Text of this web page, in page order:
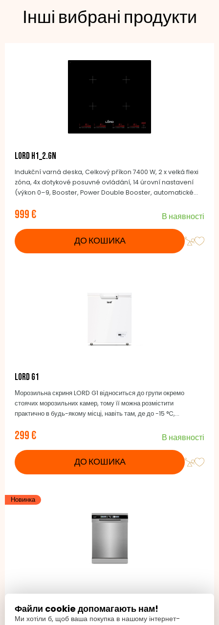
Інші вибрані продукти
LORD H1_2.GN
Indukční varná deska, Celkový příkon 7400 W, 2 x velká flexi
zóna, 4x dotykové posuvné ovládání, 14 úrovní nastavení
(výkon 0–9, Booster, Power Double Booster, automatické
Booster (3700W), 4 současně použitelné časovače,
KeraBlack +, 400 V/2L (2 fáze) 50/60 Hz
999 € В наявності
ДО КОШИКА
LORD G1
Морозильна скриня LORD G1 відноситься до групи окремо
стоячих морозильних камер, тому її можна розмістити
практично в будь-якому місці, навіть там, де до -15 °C,
немає опалення.
299 € В наявності
ДО КОШИКА
Новинка
Окремостояча посудомийна машина 60 см, Споживання води за
Файли cookie допомагають нам!
Ми хотіли б, щоб ваша покупка в нашому інтернет-